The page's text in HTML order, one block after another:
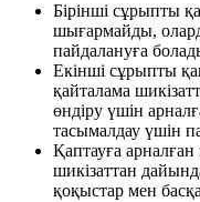
Бірінші сұрыпты
шығармайды,
пайдалануға
Екінші сұрыпты
қайталама
өндіру үшін
тасымалдау үшін
Қаптауға
шикізаттан
қоқыстар мен